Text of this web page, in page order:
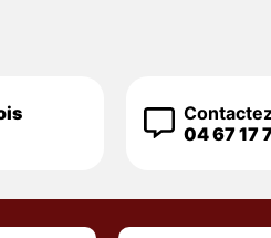
04 67 17